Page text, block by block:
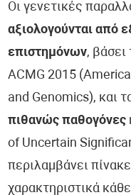
Οι γενετικές
αξιολογούνται από
επιστημόνων,
ACMG 2015
and Genomics), και
πιθανώς παθογόνες
of Uncertain
περιλαμβάνει
χαρακτηριστικά